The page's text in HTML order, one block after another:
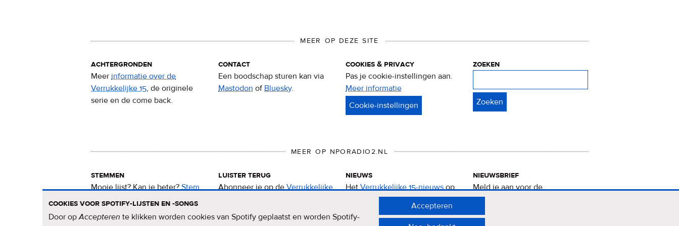
MEER OP DEZE SITE
achtergronden
Meer informatie over de
Verrukkelijke 15, de originele
serie en de come back.
contact
Een boodschap sturen kan via
Mastodon ofBluesky.
cookies & privacy
Pas je cookie-instellingen aan.
Meer informatie
&
zoeken
MEER OP NPORADIO2.NL
stemmen
Mooie lijst? Kan ie beter?Stem
nu voor de Verrukkelijke 15.
luister terug
Abonneer je op deVerrukkelijke
nieuws
HetVerrukkelijke 15-nieuwsop
de NPO Radio 2-website.
nieuwsbrief
Meld je aan voor de
Verrukkelijke 15-nieuwsbrief
cookies voor spotify-lijsten en -songs
Door opAccepteren te klikken worden cookies van Spotify geplaatst en worden Spotify-
Accepteren